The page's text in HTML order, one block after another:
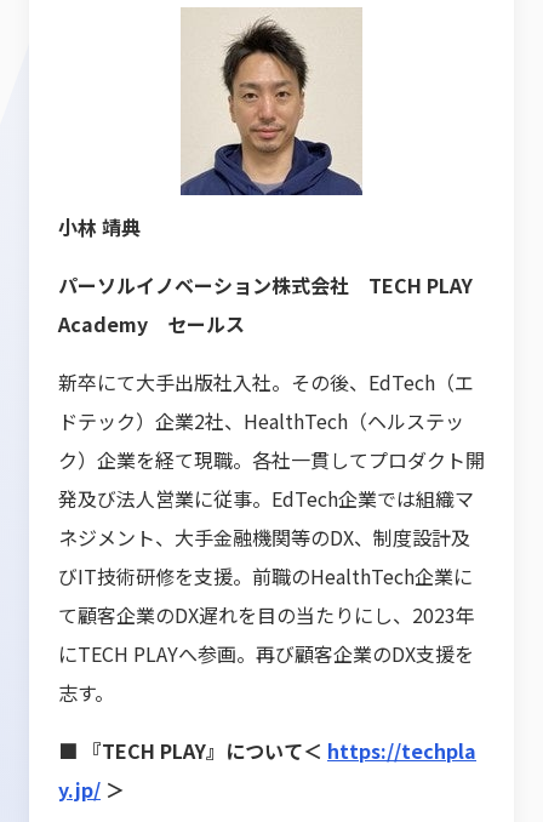
小林 靖典
パーソルイノベーション株式会社 TECH PLAY
Academy セールス
新卒にて大手出版社入社。その後、EdTech（エ
ドテック）企業2社、HealthTech（ヘルステッ
ク）企業を経て現職。各社一貫してプロダクト開
発及び法人営業に従事。EdTech企業では組織マ
ネジメント、大手金融機関等のDX、制度設計及
びIT技術研修を支援。前職のHealthTech企業に
て顧客企業のDX遅れを目の当たりにし、2023年
にTECH PLAYへ参画。再び顧客企業のDX支援を
志す。
■ 『TECH PLAY』について＜ https://techpla
y.jp/ ＞